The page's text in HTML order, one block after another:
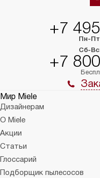
+7
Пн-
Сб-
+7
Мир Miele
Дизайнерам
О Miele
Акции
Статьи
Глоссарий
Подборщик пылесосов